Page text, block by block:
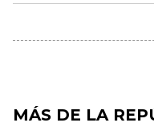
MÁS DE LA